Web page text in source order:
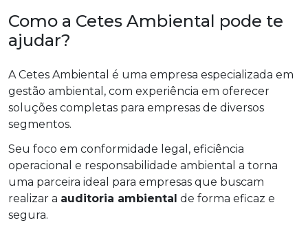
Como a Cetes Ambiental pode te
ajudar?
A Cetes Ambiental é uma empresa especializada em
gestão ambiental, com experiência em oferecer
soluções completas para empresas de diversos
segmentos.
Seu foco em conformidade legal, eficiência
operacional e responsabilidade ambiental a torna
uma parceira ideal para empresas que buscam
realizar a auditoria ambiental de forma eficaz e
segura.